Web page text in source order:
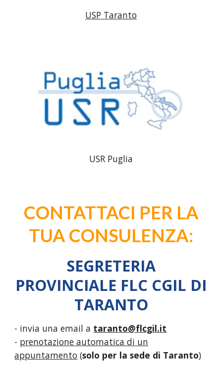
USP Taranto
USR Puglia
CONTATTACI PER LA
TUA CONSULENZA:
SEGRETERIA
PROVINCIALE FLC CGIL DI
TARANTO
- invia una email a taranto@flcgil.it
- prenotazione automatica di un
appuntamento (solo per la sede di Taranto)